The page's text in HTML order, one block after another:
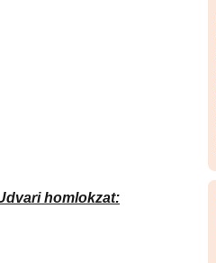
homlokzat: